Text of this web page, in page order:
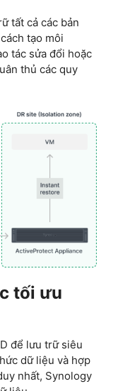
tất cả các bản
tạo môi
tác sửa đổi hoặc
thủ các quy
tối ưu
để lưu trữ siêu
dữ liệu và hợp
nhất, Synology